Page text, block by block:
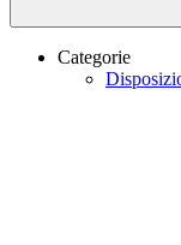
Categorie